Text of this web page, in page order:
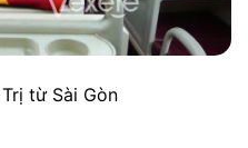
từ Sài Gòn